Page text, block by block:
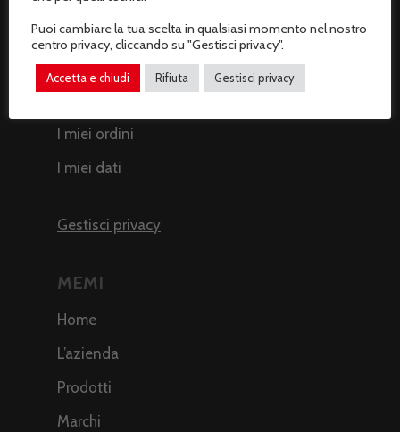
AREA CLIENTI
I miei ordini
I miei dati
Gestisci privacy
MEMI
Home
L’azienda
Prodotti
Marchi
Puoi cambiare la tua scelta in qualsiasi momento nel nostro
centro privacy, cliccando su "Gestisci privacy".
Accetta e chiudi Rifiuta Gestisci privacy